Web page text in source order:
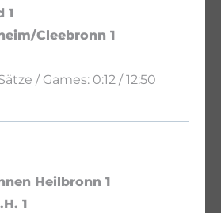
1
Cleebronn 1
/ Games: 0:12 / 12:50
Heilbronn 1
1